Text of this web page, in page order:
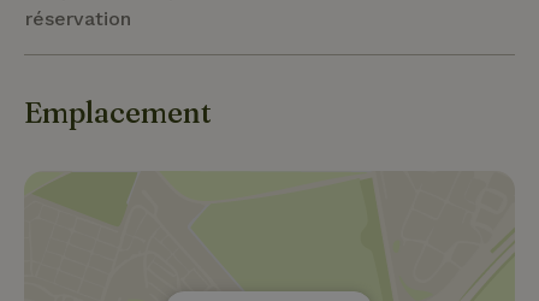
réservation
Emplacement